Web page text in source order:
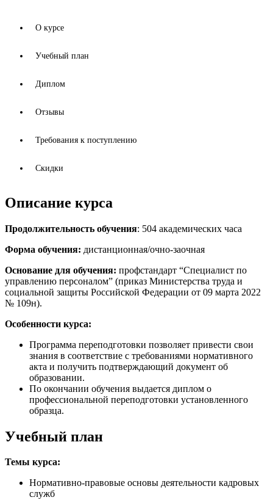
quantity О курсе
Учебный план
Диплом
Отзывы
Требования к поступлению
Скидки
Описание курса
Продолжительность обучения: 504 академических часа
Форма обучения: дистанционная/очно-заочная
Основание для обучения: профстандарт “Специалист по
управлению персоналом” (приказ Министерства труда и
социальной защиты Российской Федерации от 09 марта 2022
№ 109н).
Особенности курса:
Программа переподготовки позволяет привести свои
знания в соответствие с требованиями нормативного
акта и получить подтверждающий документ об
образовании.
По окончании обучения выдается диплом о
профессиональной переподготовки установленного
образца.
Учебный план
Темы курса:
Нормативно-правовые основы деятельности кадровых
служб